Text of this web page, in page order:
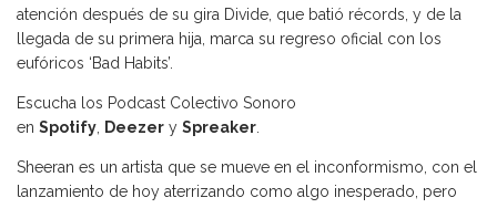
atención después de su gira Divide, que batió récords, y de la
llegada de su primera hija, marca su regreso oficial con los
eufóricos ‘Bad Habits’.
Escucha los Podcast Colectivo Sonoro
en Spotify Deezer y Spreaker
Sheeran es un artista que se mueve en el inconformismo, con el
lanzamiento de hoy aterrizando como algo inesperado, pero